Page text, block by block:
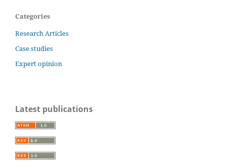
Categories
Research Articles
Case studies
Expert opinion
Latest publications